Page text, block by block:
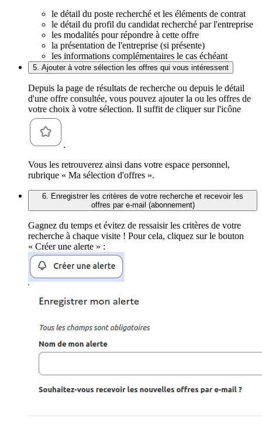
le détail du poste recherché et les éléments de contrat
le détail du profil du candidat recherché par l'entreprise
les modalités pour répondre à cette offre
la présentation de l'entreprise (si présente)
les informations complémentaires le cas échéant
5. Ajouter à votre sélection les offres qui vous intéressent
Depuis la page de résultats de recherche ou depuis le détail
d'une offre consultée, vous pouvez ajouter la ou les offres de
votre choix à votre sélection. Il suffit de cliquer sur l'icône
.
Vous les retrouverez ainsi dans votre espace personnel,
rubrique « Ma sélection d'offres ».
6. Enregistrer les critères de votre recherche et recevoir les
offres par e-mail (abonnement)
Gagnez du temps et évitez de ressaisir les critères de votre
recherche à chaque visite ! Pour cela, cliquez sur le bouton
« Créer une alerte » :